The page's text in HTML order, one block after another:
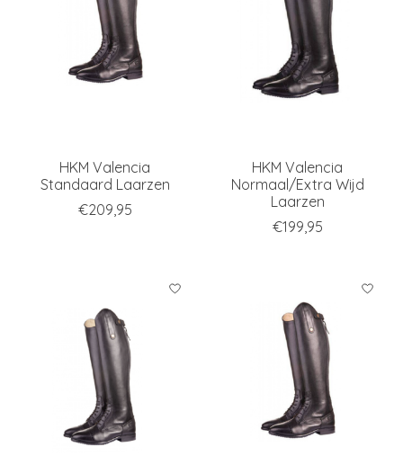
HKM Valencia
Standaard Laarzen
€209,95
HKM Valencia
Normaal/Extra Wijd
Laarzen
€199,95